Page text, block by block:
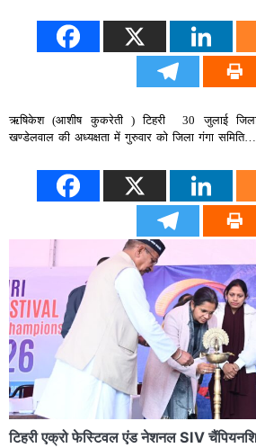
ऋषिकेश (आशीष कुकरेती ) टिहरी 30 जुलाई
खण्डेलवाल की अध्यक्षता में गुरुवार को जिला गंगा समिति…
टिहरी एक्रो फेस्टिवल एंड नेशनल SIV